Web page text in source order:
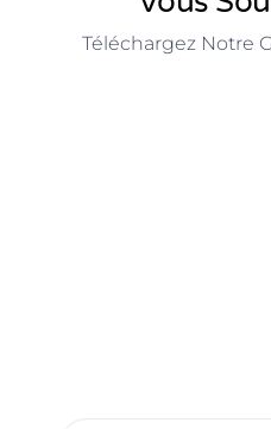
Téléchargez Notre